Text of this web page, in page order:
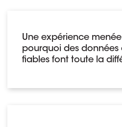
Une expérience
pourquoi des données
fiables font toute la